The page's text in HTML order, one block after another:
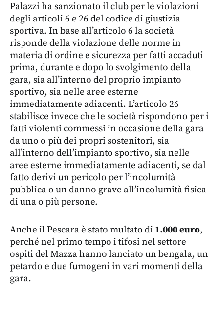
Palazzi ha sanzionato il club per le violazioni
degli articoli 6 e 26 del codice di giustizia
sportiva. In base all’articolo 6 la società
risponde della violazione delle norme in
materia di ordine e sicurezza per fatti accaduti
prima, durante e dopo lo svolgimento della
gara, sia all’interno del proprio impianto
sportivo, sia nelle aree esterne
immediatamente adiacenti. L’articolo 26
stabilisce invece che le società rispondono per i
fatti violenti commessi in occasione della gara
da uno o più dei propri sostenitori, sia
all’interno dell’impianto sportivo, sia nelle
aree esterne immediatamente adiacenti, se dal
fatto derivi un pericolo per l’incolumità
pubblica o un danno grave all’incolumità fisica
di una o più persone.
Anche il Pescara è stato multato di 1.000 euro,
perché nel primo tempo i tifosi nel settore
ospiti del Mazza hanno lanciato un bengala, un
petardo e due fumogeni in vari momenti della
gara.